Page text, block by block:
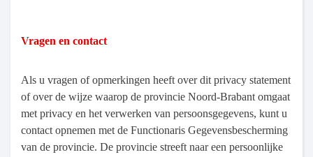
Vragen en contact
Als u vragen of opmerkingen heeft over dit privacy statement
of over de wijze waarop de provincie Noord-Brabant omgaat
met privacy en het verwerken van persoonsgegevens, kunt u
contact opnemen met de Functionaris Gegevensbescherming
van de provincie. De provincie streeft naar een persoonlijke